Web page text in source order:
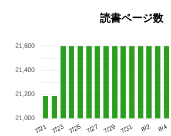
読書ページ数
7/21 7/23 7/25 7/27 7/29 7/31 8/2 8/4
21,000
21,200
21,400
21,600